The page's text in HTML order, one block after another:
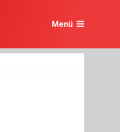
Menü